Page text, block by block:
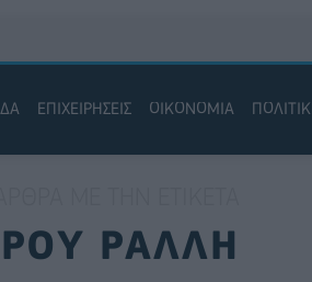
ΕΠΙΧΕΙΡΗΣΕΙΣ ΟΙΚΟΝΟΜΙΑ
ΡΑΛΛΗ